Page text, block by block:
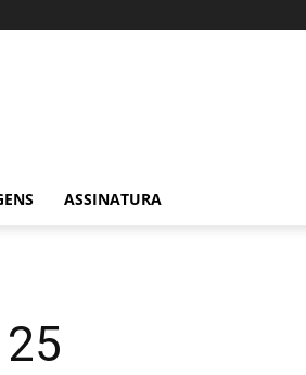
ASSINATURA